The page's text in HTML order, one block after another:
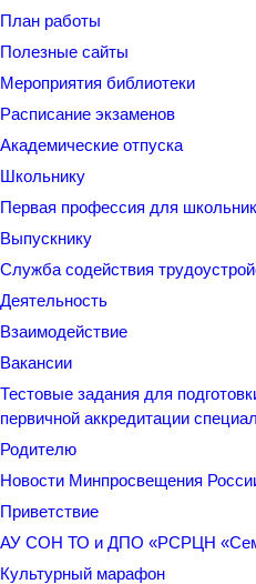
План работы
Полезные сайты
Мероприятия библиотеки
Расписание экзаменов
Академические отпуска
Школьнику
Первая профессия для
Выпускнику
Служба содействия
Деятельность
Взаимодействие
Вакансии
Тестовые задания для
первичной аккредитации
Родителю
Новости Минпросвещения
Приветствие
АУ СОН ТО и ДПО «РСРЦН
Культурный марафон